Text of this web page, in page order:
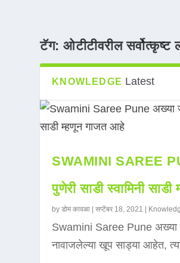
टॅग:ओटीटीवरील
KNOWLEDGE Latest
SWAMINI SAREE
पुणेरी साडी स्वामिनी
byडोम कावळा |सप्टेंबर 18, 2021
Swamini Saree Pune अख्या
नावाजलेल्या खूप साड्या आहेत,